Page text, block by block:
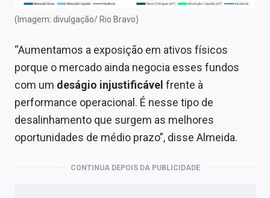
(Imagem: divulgação/ Rio Bravo)
“Aumentamos a exposição em ativos físicos
porque o mercado ainda negocia esses fundos
com um deságio injustificável frente à
performance operacional. É nesse tipo de
desalinhamento que surgem as melhores
oportunidades de médio prazo”, disse Almeida.
CONTINUA DEPOIS DA PUBLICIDADE